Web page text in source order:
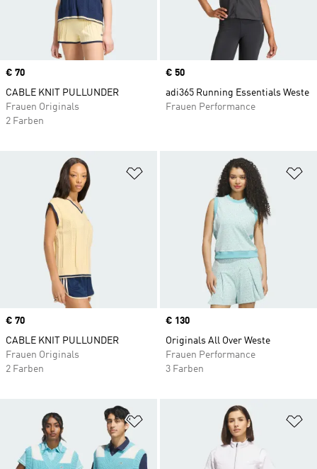
Price
€ 70
CABLE KNIT PULLUNDER
Frauen Originals
2 Farben
Price
€ 50
adi365 Running Essentials Weste
Frauen Performance
Zur Wunschliste hinzufügen
Price
€ 70
CABLE KNIT PULLUNDER
Frauen Originals
2 Farben
Price
€ 130
Originals All Over Weste
Frauen Performance
3 Farben
Zur Wunschliste hinzufügen